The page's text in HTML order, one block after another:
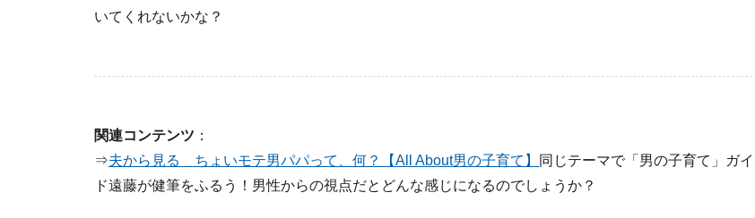
いてくれないかな？
関連コンテンツ ：
⇒夫から見る ちょいモテ男パパって、何？【All About男の子育て】
同じテーマで「男の子育て」ガイ
ド遠藤が健筆をふるう！男性からの視点だとどんな感じになるのでしょうか？